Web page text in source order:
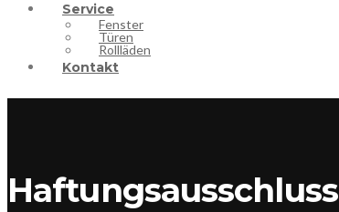
Service
Fenster
Türen
Rollläden
Kontakt
Haftungsausschluss